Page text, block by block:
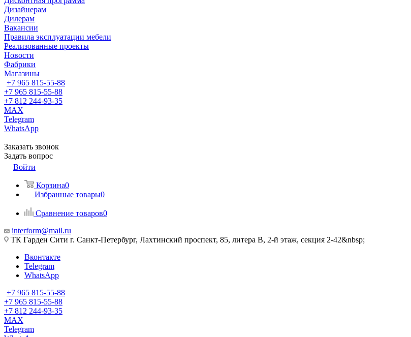
Дизайнерам
Дилерам
Вакансии
Правила эксплуатации мебели
Реализованные проекты
Новости
Фабрики
Магазины
+7 965 815-55-88
+7 965 815-55-88
+7 812 244-93-35
MAX
Telegram
WhatsApp
Заказать звонок
Задать вопрос
Войти
Корзина0
Избранные товары0
Сравнение товаров0
interform@mail.ru
ТК Гарден Сити г. Санкт-Петербург, Лахтинский проспект, 85, литера В, 2-й этаж, секция 2-42&nbsp;
Вконтакте
Telegram
WhatsApp
+7 965 815-55-88
+7 965 815-55-88
+7 812 244-93-35
MAX
Telegram